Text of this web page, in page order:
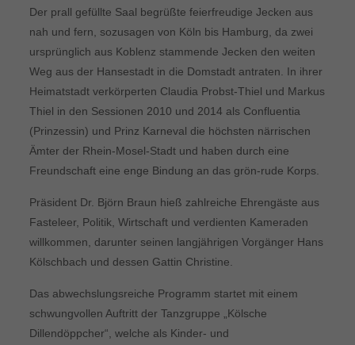
Der prall gefüllte Saal begrüßte feierfreudige Jecken aus
nah und fern, sozusagen von Köln bis Hamburg, da zwei
ursprünglich aus Koblenz stammende Jecken den weiten
Weg aus der Hansestadt in die Domstadt antraten. In ihrer
Heimatstadt verkörperten Claudia Probst-Thiel und Markus
Thiel in den Sessionen 2010 und 2014 als Confluentia
(Prinzessin) und Prinz Karneval die höchsten närrischen
Ämter der Rhein-Mosel-Stadt und haben durch eine
Freundschaft eine enge Bindung an das grön-rude Korps.
Präsident Dr. Björn Braun hieß zahlreiche Ehrengäste aus
Fasteleer, Politik, Wirtschaft und verdienten Kameraden
willkommen, darunter seinen langjährigen Vorgänger Hans
Kölschbach und dessen Gattin Christine.
Das abwechslungsreiche Programm startet mit einem
schwungvollen Auftritt der Tanzgruppe „Kölsche
Dillendöppcher“, welche als Kinder- und